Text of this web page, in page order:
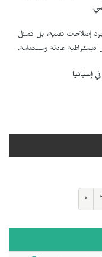
إصلاحات تقنية، بل تمثل
ديمقراطية عادلة ومستدامة.
إسبانيا
‹ ٢